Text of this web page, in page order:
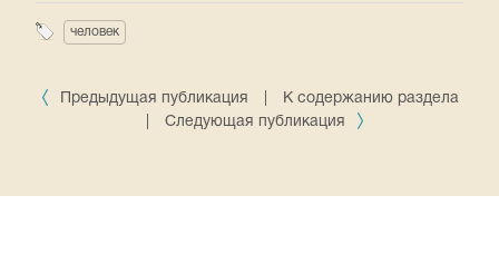
человек
Предыдущая публикация
К содержанию раздела
Следующая публикация